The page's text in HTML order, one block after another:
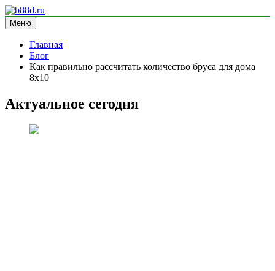
Перейти
к
содержимому
b88d.ru
информационный сайт
Меню
Главная
Блог
Как правильно рассчитать количество бруса для дома
8х10
Актуальное сегодня